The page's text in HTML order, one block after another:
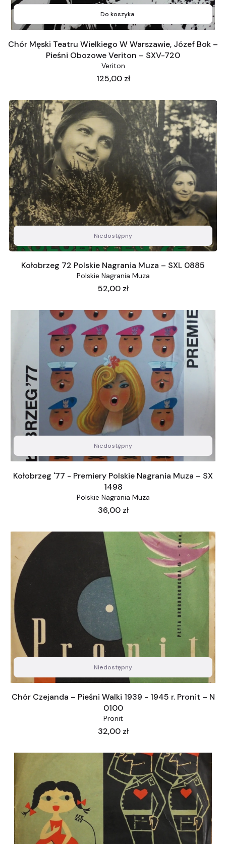
Do koszyka
Chór Męski Teatru Wielkiego W Warszawie, Józef Bok –
Pieśni Obozowe Veriton – SXV-720
Veriton
Cena
125,00 zł
Niedostępny
Kołobrzeg 72 Polskie Nagrania Muza – SXL 0885
Polskie Nagrania Muza
Cena
52,00 zł
Niedostępny
Kołobrzeg '77 - Premiery Polskie Nagrania Muza – SX
1498
Polskie Nagrania Muza
Cena
36,00 zł
Niedostępny
Chór Czejanda – Pieśni Walki 1939 - 1945 r. Pronit – N
0100
Pronit
Cena
32,00 zł